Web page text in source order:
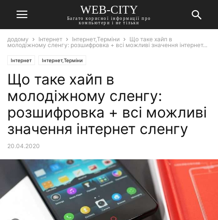
WEB-CITY
Багато корисної інформації про
компьютери і не тільки
додому Інтернет Інтернет,Терміни
Що таке хайп в
молодіжному сленгу: розшифровка + всі можливі значення інтернет...
Інтернет Інтернет,Терміни
Що таке хайп в
молодіжному сленгу:
розшифровка + всі можливі
значення інтернет сленгу
20.04.2020